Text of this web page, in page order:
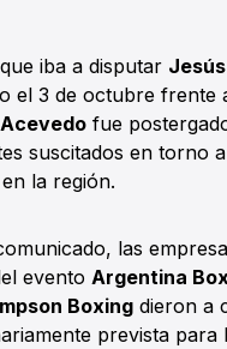
iba a disputar
el 3 de octubre frente
fue
suscitados en torno
la región.
las
evento Argentina
Boxing dieron a
prevista para